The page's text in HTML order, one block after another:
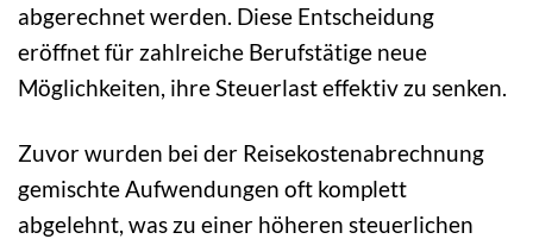
abgerechnet werden. Diese Entscheidung
eröffnet für zahlreiche Berufstätige neue
Möglichkeiten, ihre Steuerlast effektiv zu senken.
Zuvor wurden bei der Reisekostenabrechnung
gemischte Aufwendungen oft komplett
abgelehnt, was zu einer höheren steuerlichen